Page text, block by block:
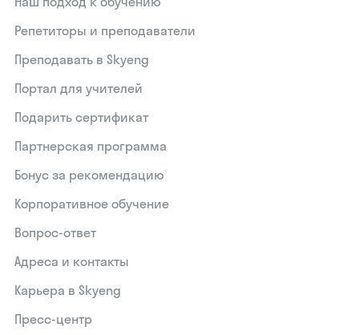
Репетиторы и преподаватели
Преподавать в Skyeng
Портал для учителей
Подарить сертификат
Партнерская программа
Бонус за рекомендацию
Корпоративное обучение
Вопрос-ответ
Адреса и контакты
Карьера в Skyeng
Пресс-центр